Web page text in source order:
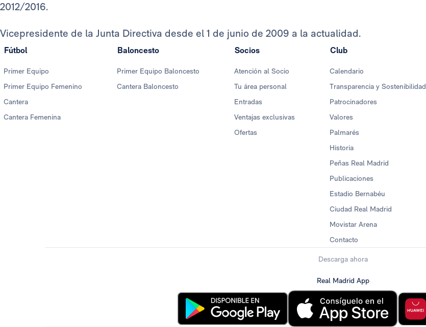
2012/2016.
Vicepresidente de la Junta Directiva desde el 1 de junio de 2009 a la actualidad.
Fútbol
Primer Equipo
Primer Equipo Femenino
Cantera
Cantera Femenina
Baloncesto
Primer Equipo Baloncesto
Cantera Baloncesto
Socios
Atención al Socio
Tu área personal
Entradas
Ventajas exclusivas
Ofertas
Club
Calendario
Transparencia y Sostenibilidad
Patrocinadores
Valores
Palmarés
Historia
Peñas Real Madrid
Publicaciones
Estadio Bernabéu
Ciudad Real Madrid
Movistar Arena
Contacto
Descarga ahora
Real Madrid App